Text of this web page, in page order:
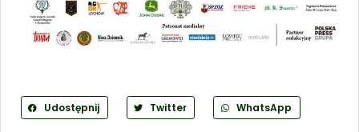
Udostępnij Twitter WhatsApp